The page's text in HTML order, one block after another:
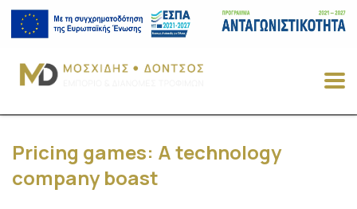
Pricing games: A technology
company boast